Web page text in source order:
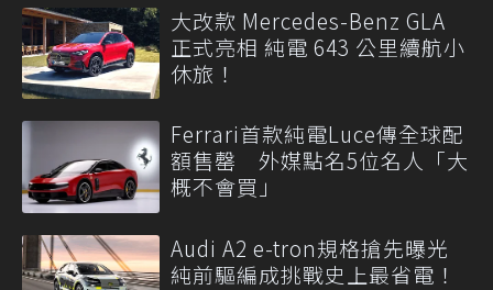
大改款 Mercedes-Benz GLA
正式亮相 純電 643 公里續航小
休旅！
Ferrari首款純電Luce傳全球配
額售罄 外媒點名5位名人「大
概不會買」
Audi A2 e-tron規格搶先曝光
純前驅編成挑戰史上最省電！